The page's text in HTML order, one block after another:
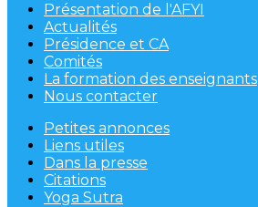
Présentation de l'AFYI
Actualités
Présidence et CA
Comités
La formation des enseignants
Nous contacter
Petites annonces
Liens utiles
Dans la presse
Citations
Yoga Sutra